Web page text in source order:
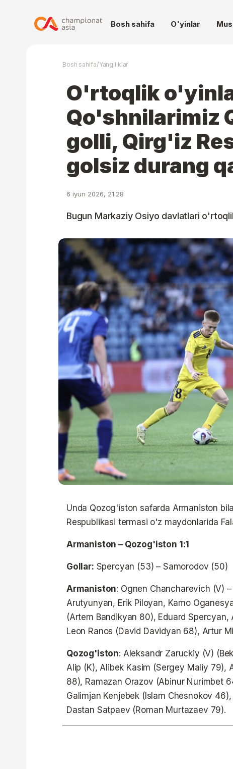
Bosh sahifa O'yinlar
Bosh sahifa/Yangiliklar
O'rtoqlik
Qo'shnilarimiz
golli, Qirg'iz
golsiz durang
6 iyun 2026, 21:28
Bugun Markaziy Osiyo davlatlari
Unda Qozog'iston safarda Armaniston
Respublikasi termasi o'z maydonlarida
Armaniston – Qozog'iston 1:1
Gollar: Spercyan (53) – Samorodov (50)
Armaniston: Ognen Chancharevich (V)
Arutyunyan, Erik Piloyan, Kamo
(Artem Bandikyan 80), Eduard
Leon Ranos (David Davidyan 68), Artur
Qozog'iston: Aleksandr Zaruckiy (V)
Alip (K), Alibek Kasim (Sergey Maliy 79),
88), Ramazan Orazov (Abinur Nurimbet
Galimjan Kenjebek (Islam Chesnokov​
Dastan Satpaev (Roman Murtazaev 79).